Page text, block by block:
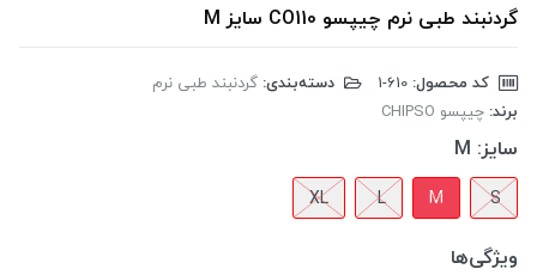
گردنبند طبی نرم چیپسو CO110 سایز M
کد محصول: دسته‌بندی: گردنبند طبی نرم
برند: چیپسو CHIPSO
سایز: M
S
M
L
XL
ویژگی‌ها